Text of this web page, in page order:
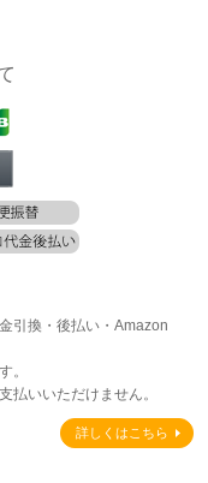
引換・後払い・Amazon
。
払いいただけません。
詳しくはこちら